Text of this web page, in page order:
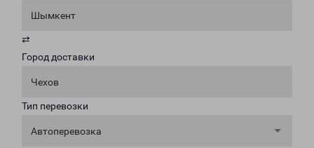
Шымкент
⇄
Город доставки
Чехов
Тип перевозки
Автоперевозка